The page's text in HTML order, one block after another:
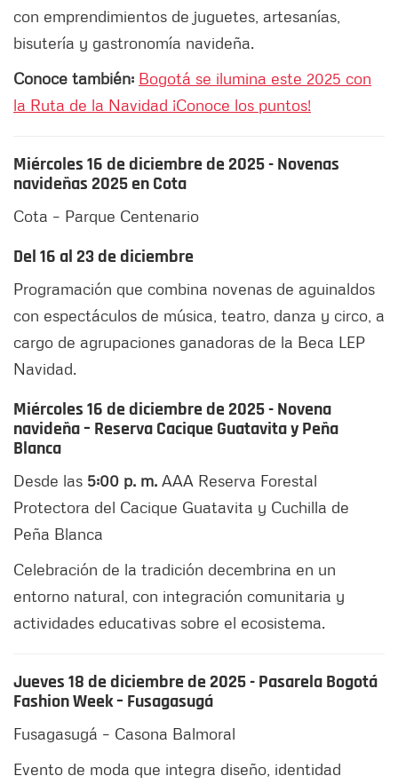
con emprendimientos de juguetes, artesanías,
bisutería y gastronomía navideña.
Conoce también: Bogotá se ilumina este 2025 con
la Ruta de la Navidad ¡Conoce los puntos!
Miércoles 16 de diciembre de 2025 - Novenas
navideñas 2025 en Cota
Cota – Parque Centenario
Del 16 al 23 de diciembre
Programación que combina novenas de aguinaldos
con espectáculos de música, teatro, danza y circo, a
cargo de agrupaciones ganadoras de la Beca LEP
Navidad.
Miércoles 16 de diciembre de 2025 - Novena
navideña – Reserva Cacique Guatavita y Peña
Blanca
Desde las 5:00 p. m. AAA Reserva Forestal
Protectora del Cacique Guatavita y Cuchilla de
Peña Blanca
Celebración de la tradición decembrina en un
entorno natural, con integración comunitaria y
actividades educativas sobre el ecosistema.
Jueves 18 de diciembre de 2025 - Pasarela Bogotá
Fashion Week – Fusagasugá
Fusagasugá – Casona Balmoral
Evento de moda que integra diseño, identidad